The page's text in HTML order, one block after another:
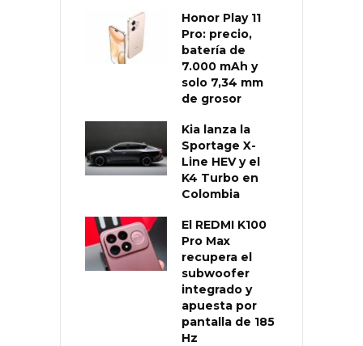
Honor Play 11
Pro: precio,
batería de
7.000 mAh y
solo 7,34 mm
de grosor
Kia lanza la
Sportage X-
Line HEV y el
K4 Turbo en
Colombia
El REDMI K100
Pro Max
recupera el
subwoofer
integrado y
apuesta por
pantalla de 185
Hz